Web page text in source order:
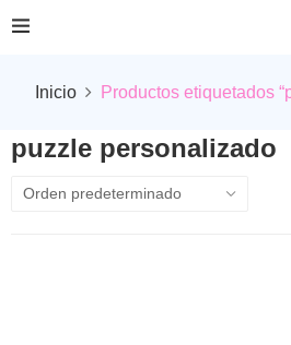
Inicio Productos etiquetados
puzzle personalizado